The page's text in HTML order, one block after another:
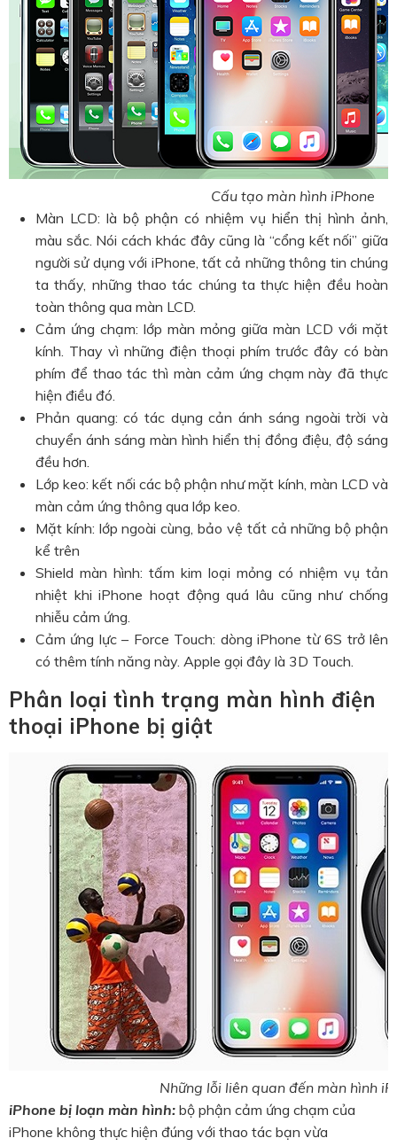
Cấu tạo màn hình iPhone
Màn LCD: là bộ phận có nhiệm vụ hiển thị hình ảnh,
màu sắc. Nói cách khác đây cũng là “cổng kết nối” giữa
người sử dụng với iPhone, tất cả những thông tin chúng
ta thấy, những thao tác chúng ta thực hiện đều hoàn
toàn thông qua màn LCD.
Cảm ứng chạm: lớp màn mỏng giữa màn LCD với mặt
kính. Thay vì những điện thoại phím trước đây có bàn
phím để thao tác thì màn cảm ứng chạm này đã thực
hiện điều đó.
Phản quang: có tác dụng cản ánh sáng ngoài trời và
chuyển ánh sáng màn hình hiển thị đồng điệu, độ sáng
đều hơn.
Lớp keo: kết nối các bộ phận như mặt kính, màn LCD và
màn cảm ứng thông qua lớp keo.
Mặt kính: lớp ngoài cùng, bảo vệ tất cả những bộ phận
kể trên
Shield màn hình: tấm kim loại mỏng có nhiệm vụ tản
nhiệt khi iPhone hoạt động quá lâu cũng như chống
nhiễu cảm ứng.
Cảm ứng lực – Force Touch: dòng iPhone từ 6S trở lên
có thêm tính năng này. Apple gọi đây là 3D Touch.
Phân loại tình trạng màn hình điện
thoại iPhone bị giật
Những lỗi liên quan đến màn hình
iPhone bị loạn màn hình: bộ phận cảm ứng chạm của
iPhone không thực hiện đúng với thao tác bạn vừa